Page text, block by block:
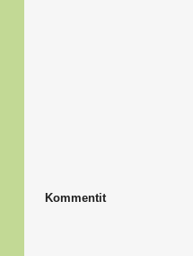
Kommentit